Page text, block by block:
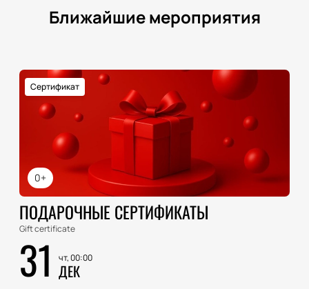
Ближайшие мероприятия
0+
Сертификат
ПОДАРОЧНЫЕ СЕРТИФИКАТЫ
Gift certificate
31 чт, 00:00
ДЕК